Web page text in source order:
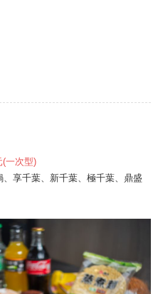
(一次型)
享千葉、新千葉、極千葉、鼎盛